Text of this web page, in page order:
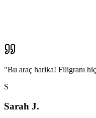
"Bu araç harika! Filigranı
S
Sarah J.